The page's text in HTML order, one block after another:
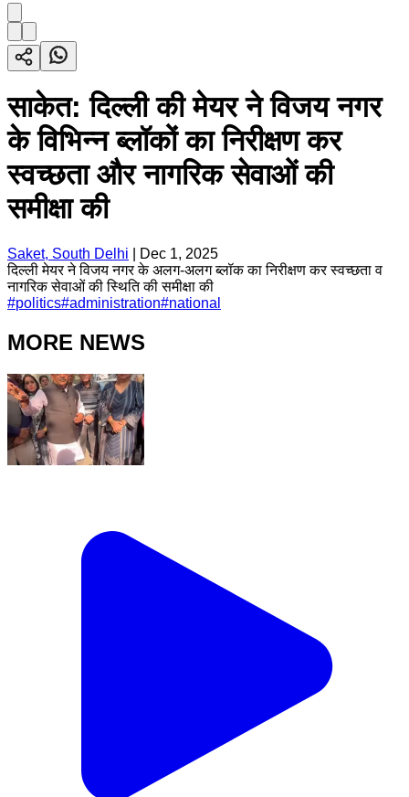
साकेत: दिल्ली की मेयर ने विजय नगर
के विभिन्न ब्लॉकों का निरीक्षण कर
स्वच्छता और नागरिक सेवाओं की
समीक्षा की
Saket, South Delhi
Dec 1, 2025
दिल्ली मेयर ने विजय नगर के अलग-अलग ब्लॉक का निरीक्षण कर स्वच्छता व
नागरिक सेवाओं की स्थिति की समीक्षा की
#politics#administration#national
MORE NEWS